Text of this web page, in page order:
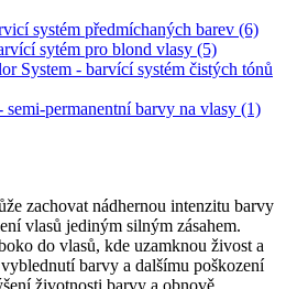
systém předmíchaných barev (6)
sytém pro blond vlasy (5)
System - barvící systém čistých tónů
permanentní barvy na vlasy (1)
zachovat nádhernou intenzitu barvy
vlasů jediným silným zásahem.
do vlasů, kde uzamknou živost a
barvy a dalšímu poškození
životnosti barvy a obnově